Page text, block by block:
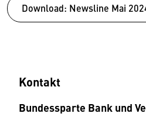
Download: Newsline Mai
Kontakt
Bundessparte Bank und